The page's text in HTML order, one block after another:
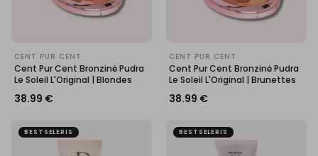
CENT PUR CENT
Cent Pur Cent Bronzinė Pudra
Le Soleil L'Original | Blondes
38.99 €
CENT PUR CENT
Cent Pur Cent Bronzinė Pudra
Le Soleil L'Original | Brunettes
38.99 €
BESTSELERIS BESTSELERIS